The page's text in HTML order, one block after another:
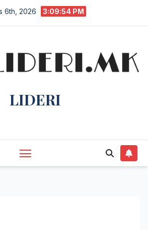
6th, 2026 3:09:55 PM
LIDERI